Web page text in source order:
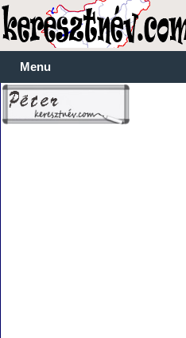
Menu